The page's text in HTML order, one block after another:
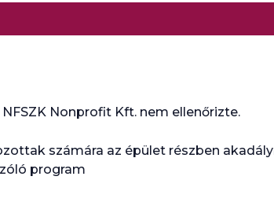
Nonprofit Kft. nem ellenőrizte.
számára az épület részben
program